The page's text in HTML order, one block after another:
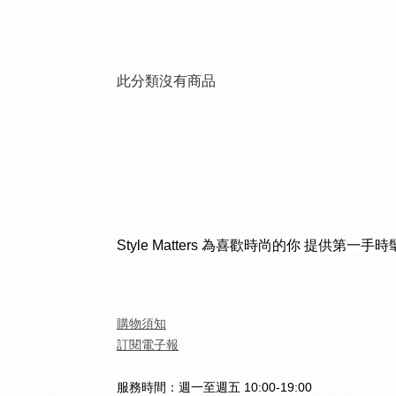
此分類沒有商品
Style Matters 為喜歡時尚的你 提供第一手時
購物須知
訂閱電子報
服務時間：週一至週五 10:00-19:00